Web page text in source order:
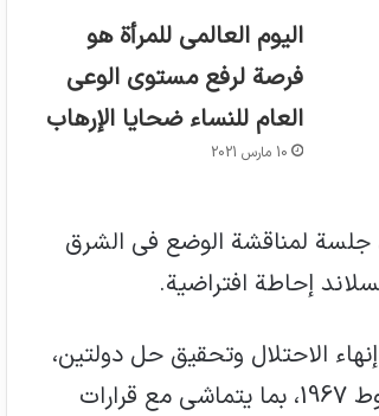
اليوم العالمي للمرأة هو
فرصة لرفع مستوى الوعي
العام للنساء ضحايا الإرهاب
10 مارس 2021
جلسة لمناقشة الوضع في الشرق
إحاطة افتراضية.
الاحتلال وتحقيق حل دولتين،
تعيشان جنبا إلى جنب في سلام وأمن، على أساس خطوط 1967، بما يتماشى مع قرارات